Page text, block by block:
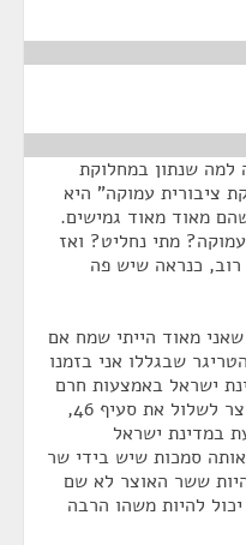
למה שנתון במחלוקת
ציבורית עמוקה" היא
מאוד מאוד גמישים.
מתי נחליט? ואז
כנראה שיש פה
מאוד הייתי שמח אם
שבגללו אני בזמנו
ישראל באמצעות חרם
סעיף 4(א)(1) נותן סמכות לשר האוצר לשלול את סעיף 46,
במדינת ישראל
סמכות שיש בידי שר
ששר האוצר לא שם
להיות משהו הרבה